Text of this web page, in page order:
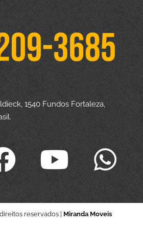
1540 Fundos Fortaleza,
reservados | Miranda Moveis